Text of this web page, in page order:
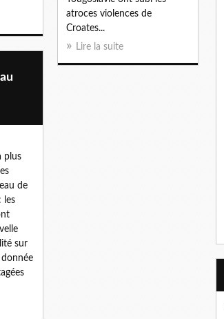
atroces violences de
Croates...
Lire la suite
plus
de
les
sur
donnée